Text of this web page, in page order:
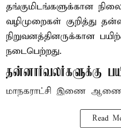
தங்குமிடங்களுக்கான
வழிமுறைகள் குறித்து
நிறுவனத்தினருக்கான
நடைபெற்றது.
தன்னார்வலர்களுக்கு
மாநகராட்சி இணை
Read